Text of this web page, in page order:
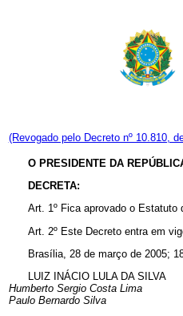
(Revogado pelo Decreto nº 10.810,
O PRESIDENTE DA
DECRETA:
Art. 1º Fica aprovado o Estatuto
Art. 2º Este Decreto entra em
Brasília, 28 de março de 2005;
LUIZ INÁCIO LULA DA SILVA
Humberto Sergio Costa Lima
Paulo Bernardo Silva